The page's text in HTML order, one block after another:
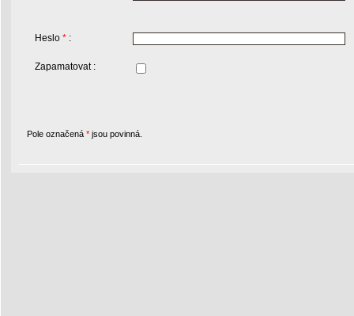
Heslo * :
Zapamatovat :
Pole označená * jsou povinná.